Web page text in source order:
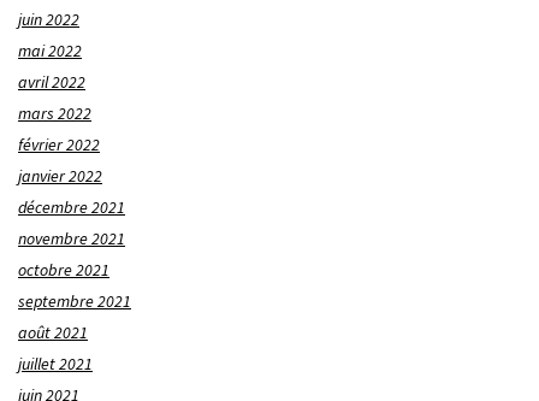
juin 2022
mai 2022
avril 2022
mars 2022
février 2022
janvier 2022
décembre 2021
novembre 2021
octobre 2021
septembre 2021
août 2021
juillet 2021
juin 2021